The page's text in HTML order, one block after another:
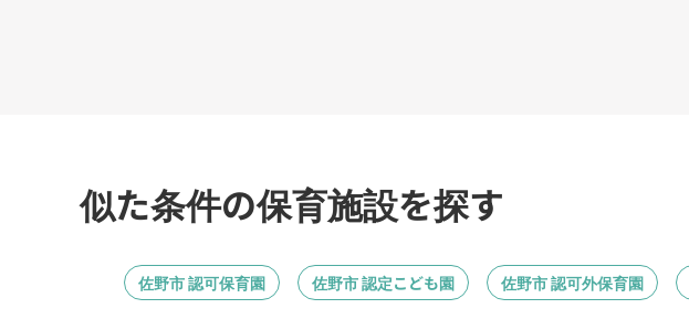
似た条件の保育施設を探す
佐野市 認可保育園 佐野市 認定こども園 佐野市 認可外保育園